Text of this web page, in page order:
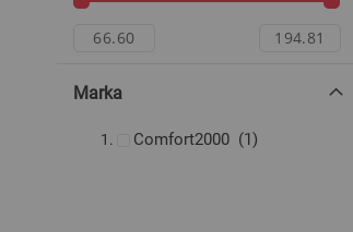
Marka
Comfort2000 1produkt